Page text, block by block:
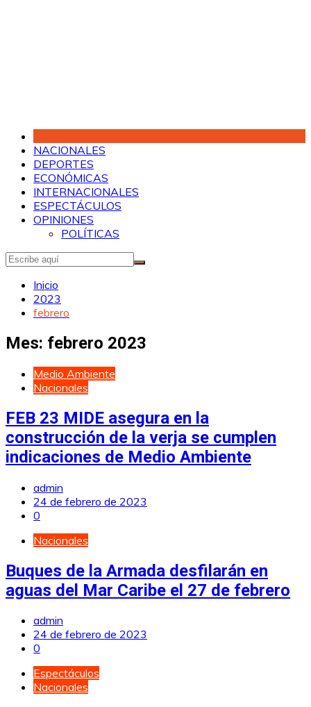
NACIONALES
DEPORTES
ECONÓMICAS
INTERNACIONALES
ESPECTÁCULOS
OPINIONES
POLÍTICAS
Inicio
2023
febrero
Mes: febrero 2023
Medio Ambiente
Nacionales
FEB 23 MIDE asegura en la
construcción de la verja se cumplen
indicaciones de Medio Ambiente
admin
24 de febrero de 2023
0
Nacionales
Buques de la Armada desfilarán en
aguas del Mar Caribe el 27 de febrero
admin
24 de febrero de 2023
0
Espectáculos
Nacionales